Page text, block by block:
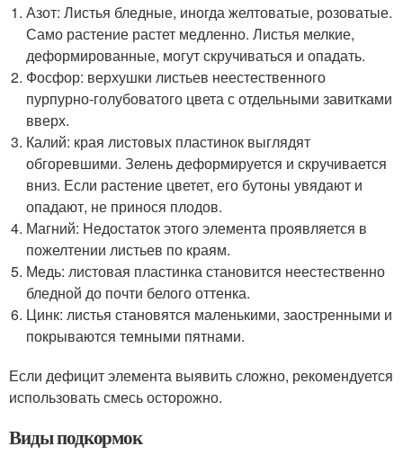
Азот: Листья бледные, иногда желтоватые, розоватые.
Само растение растет медленно. Листья мелкие,
деформированные, могут скручиваться и опадать.
Фосфор: верхушки листьев неестественного
пурпурно-голубоватого цвета с отдельными завитками
вверх.
Калий: края листовых пластинок выглядят
обгоревшими. Зелень деформируется и скручивается
вниз. Если растение цветет, его бутоны увядают и
опадают, не принося плодов.
Магний: Недостаток этого элемента проявляется в
пожелтении листьев по краям.
Медь: листовая пластинка становится неестественно
бледной до почти белого оттенка.
Цинк: листья становятся маленькими, заостренными и
покрываются темными пятнами.
Если дефицит элемента выявить сложно, рекомендуется
использовать смесь осторожно.
Виды подкормок